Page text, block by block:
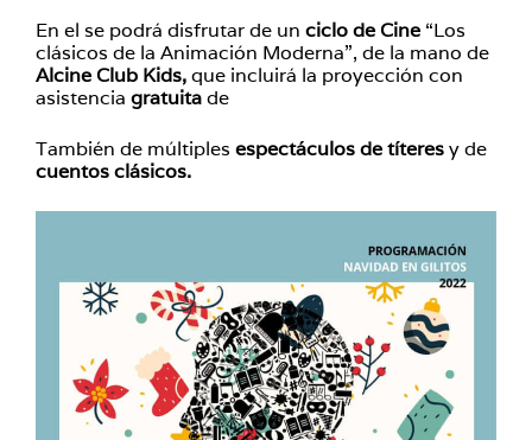
En el se podrá disfrutar de un ciclo de Cine “Los
clásicos de la Animación Moderna”, de la mano de
Alcine Club Kids,que incluirá la proyección con
asistencia gratuitade
También de múltiples espectáculos de títeresy de
cuentos clásicos.